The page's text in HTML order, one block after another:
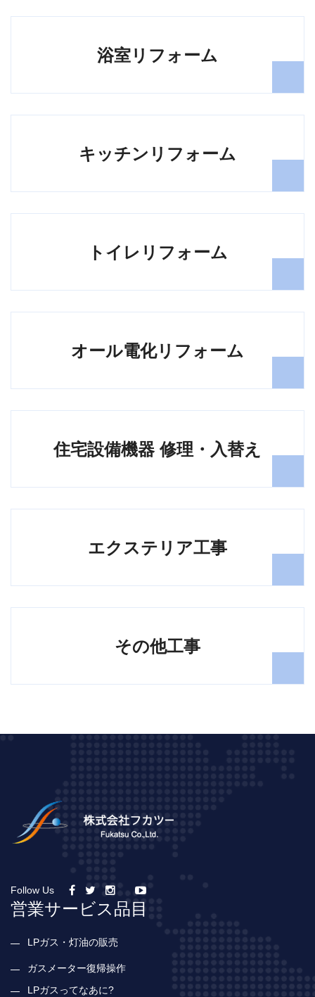
浴室リフォーム
キッチンリフォーム
トイレリフォーム
オール電化リフォーム
住宅設備機器 修理・入替え
エクステリア工事
その他工事
Follow Us
営業サービス品目
LPガス・灯油の販売
ガスメーター復帰操作
LPガスってなあに?